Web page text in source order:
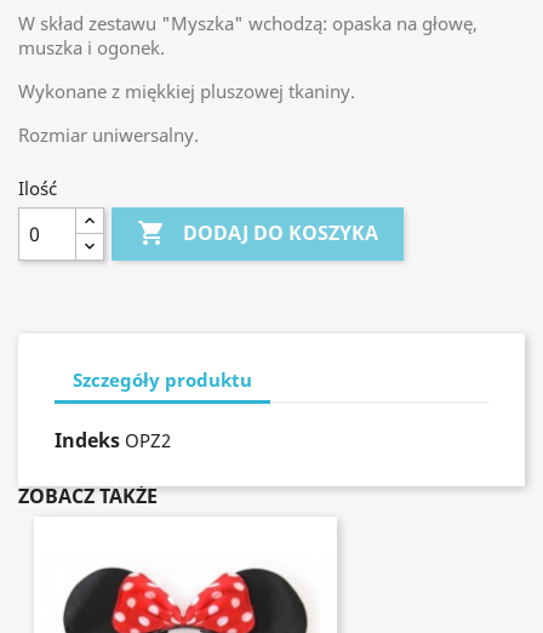
W skład zestawu "Myszka" wchodzą: opaska na głowę,
muszka i ogonek.
Wykonane z miękkiej pluszowej tkaniny.
Rozmiar uniwersalny.
Ilość
 DODAJ DO KOSZYKA
Szczegóły produktu
Indeks OPZ2
ZOBACZ TAKŻE